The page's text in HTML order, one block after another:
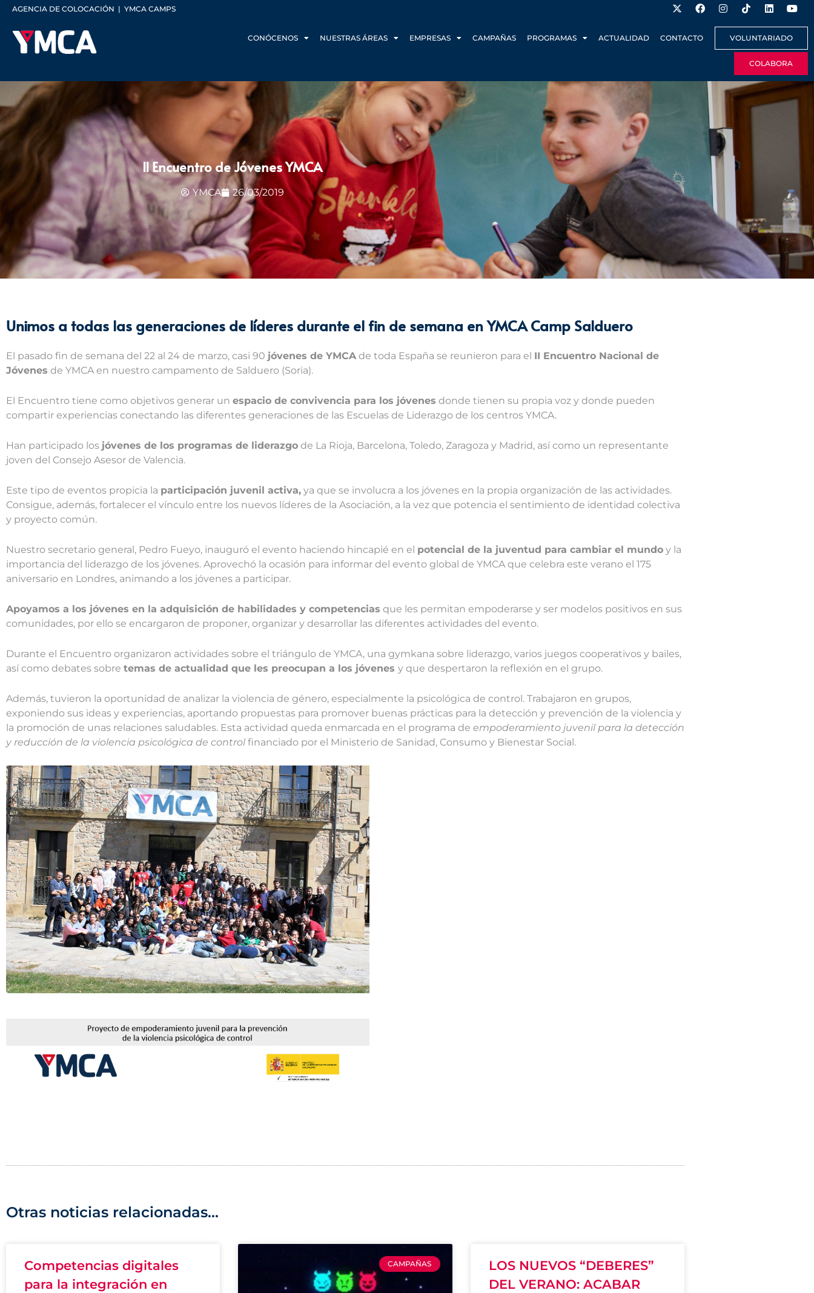
AGENCIA DE COLOCACIÓN | YMCA CAMPS
CONÓCENOS NUESTRAS ÁREAS EMPRESAS CAMPAÑAS PROGRAMAS ACTUALIDAD CONTACTO VOLUNTARIADO
COLABORA
II Encuentro de Jóvenes YMCA
YMCA 26/03/2019
Unimos a todas las generaciones de líderes durante el fin de semana en YMCA Camp Salduero
El pasado fin de semana del 22 al 24 de marzo, casi 90 jóvenes de YMCA de toda España se reunieron para el II Encuentro Nacional de
Jóvenes de YMCA en nuestro campamento de Salduero (Soria).
El Encuentro tiene como objetivos generar un espacio de convivencia para los jóvenes donde tienen su propia voz y donde pueden
compartir experiencias conectando las diferentes generaciones de las Escuelas de Liderazgo de los centros YMCA.
Han participado los jóvenes de los programas de liderazgo de La Rioja, Barcelona, Toledo, Zaragoza y Madrid, así como un representante
joven del Consejo Asesor de Valencia.
Este tipo de eventos propicia la participación juvenil activa, ya que se involucra a los jóvenes en la propia organización de las actividades.
Consigue, además, fortalecer el vínculo entre los nuevos líderes de la Asociación, a la vez que potencia el sentimiento de identidad colectiva
y proyecto común.
Nuestro secretario general, Pedro Fueyo, inauguró el evento haciendo hincapié en el potencial de la juventud para cambiar el mundo y la
importancia del liderazgo de los jóvenes. Aprovechó la ocasión para informar del evento global de YMCA que celebra este verano el 175
aniversario en Londres, animando a los jóvenes a participar.
Apoyamos a los jóvenes en la adquisición de habilidades y competencias que les permitan empoderarse y ser modelos positivos en sus
comunidades, por ello se encargaron de proponer, organizar y desarrollar las diferentes actividades del evento.
Durante el Encuentro organizaron actividades sobre el triángulo de YMCA, una gymkana sobre liderazgo, varios juegos cooperativos y bailes,
así como debates sobre temas de actualidad que les preocupan a los jóvenes y que despertaron la reflexión en el grupo.
Además, tuvieron la oportunidad de analizar la violencia de género, especialmente la psicológica de control. Trabajaron en grupos,
exponiendo sus ideas y experiencias, aportando propuestas para promover buenas prácticas para la detección y prevención de la violencia y
la promoción de unas relaciones saludables. Esta actividad queda enmarcada en el programa de empoderamiento juvenil para la detección
y reducción de la violencia psicológica de control financiado por el Ministerio de Sanidad, Consumo y Bienestar Social.
Otras noticias relacionadas...
Competencias digitales
para la integración en
CAMPAÑAS
LOS NUEVOS “DEBERES”
DEL VERANO: ACABAR